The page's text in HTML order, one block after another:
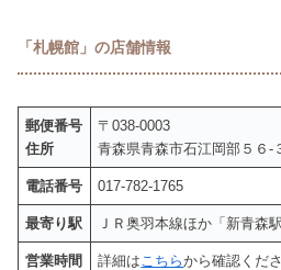
「札幌館」の店舗情報
郵便番号
住所
〒038-0003
青森県青森市石江岡部５６-
電話番号 017-782-1765
最寄り駅 ＪＲ奥羽本線ほか「新青森
営業時間
詳細は こちらから確認くだ